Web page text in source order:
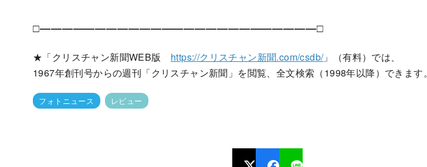
□―――――――――――――――――――――――――□
★「クリスチャン新聞WEB版 https://クリスチャン新聞.com/csdb/」（有料）では、
1967年創刊号からの週刊「クリスチャン新聞」を閲覧、全文検索（1998年以降）できます。
フォトニュース レビュー